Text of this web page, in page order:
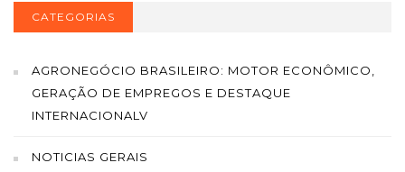
CATEGORIAS
AGRONEGÓCIO BRASILEIRO: MOTOR ECONÔMICO,
GERAÇÃO DE EMPREGOS E DESTAQUE
INTERNACIONALV
NOTICIAS GERAIS